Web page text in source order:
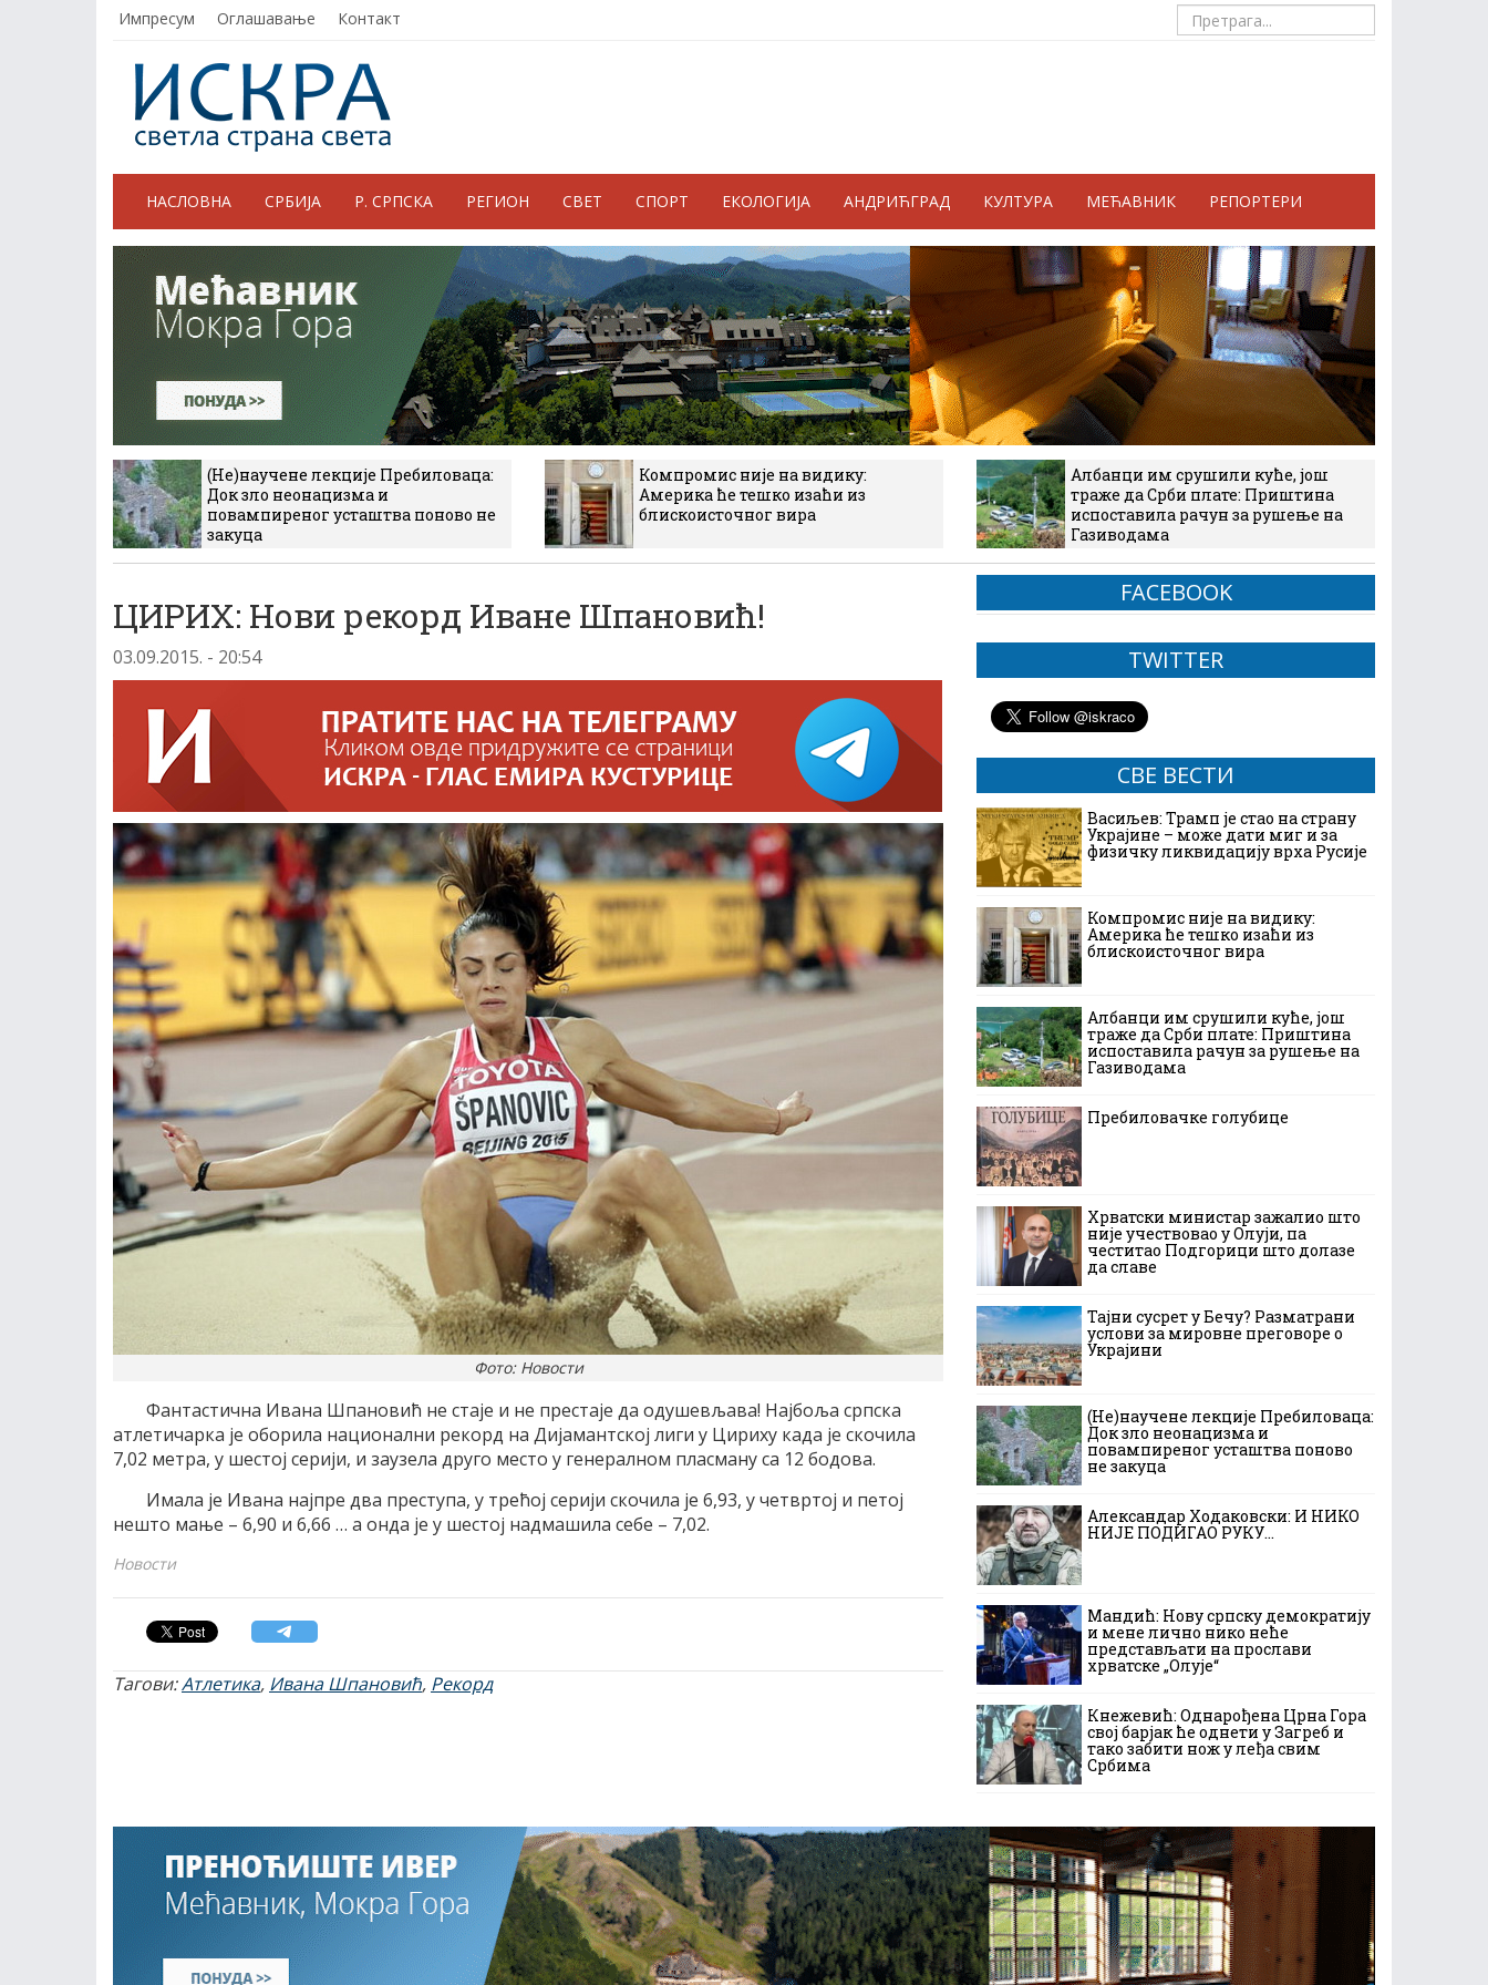
Импресум Оглашавање Контакт
НАСЛОВНА СРБИЈА Р. СРПСКА РЕГИОН СВЕТ СПОРТ ЕКОЛОГИЈА АНДРИЋГРАД КУЛТУРА МЕЋАВНИК РЕПОРТЕРИ
(Не)научене лекције Пребиловаца:
Док зло неонацизма и
повампиреног усташтва поново не
закуца
Компромис није на видику:
Америка ће тешко изаћи из
блискоисточног вира
Албанци им срушили куће, још
траже да Срби плате: Приштина
испоставила рачун за рушење на
Газиводама
ЦИРИХ: Нови рекорд Иване Шпановић!
03.09.2015. - 20:54
Фото: Новости
Фантастична Ивана Шпановић не стаје и не престаје да одушевљава! Најбоља српска
атлетичарка је оборила национални рекорд на Дијамантској лиги у Цириху када је скочила
7,02 метра, у шестој серији, и заузела друго место у генералном пласману са 12 бодова.
Имала је Ивана најпре два преступа, у трећој серији скочила је 6,93, у четвртој и петој
нешто мање – 6,90 и 6,66 … а онда је у шестој надмашила себе – 7,02.
Новости
Тагови:Атлетика, Ивана Шпановић, Рекорд
FACEBOOK
TWITTER
СВЕ ВЕСТИ
Васиљев: Трамп је стао на страну
Украјине – може дати миг и за
физичку ликвидацију врха Русије
Компромис није на видику:
Америка ће тешко изаћи из
блискоисточног вира
Албанци им срушили куће, још
траже да Срби плате: Приштина
испоставила рачун за рушење на
Газиводама
Пребиловачке голубице
Хрватски министар зажалио што
није учествовао у Олуји, па
честитао Подгорици што долазе
да славе
Тајни сусрет у Бечу? Разматрани
услови за мировне преговоре о
Украјини
(Не)научене лекције Пребиловаца:
Док зло неонацизма и
повампиреног усташтва поново
не закуца
Александар Ходаковски: И НИКО
НИЈЕ ПОДИГАО РУКУ…
Мандић: Нову српску демократију
и мене лично нико неће
представљати на прослави
хрватске „Олује“
Кнежевић: Однарођена Црна Гора
свој барјак ће однети у Загреб и
тако забити нож у леђа свим
Србима